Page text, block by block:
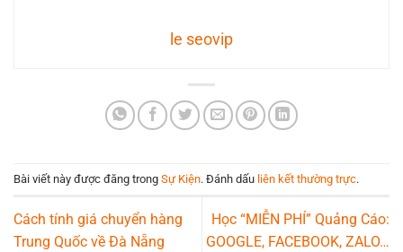
le seovip
Bài viết này được đăng trong Sự Kiện. Đánh dấu liên kết thường trực.
Cách tính giá chuyển hàng
Trung Quốc về Đà Nẵng
Học “MIỄN PHÍ” Quảng Cáo:
GOOGLE, FACEBOOK, ZALO…